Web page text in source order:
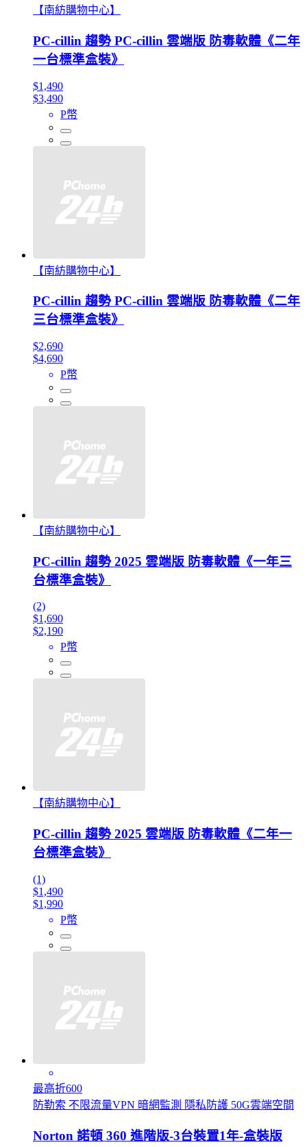
【南紡購物中心】
PC-cillin 趨勢 PC-cillin 雲端版 防毒軟體《二年
一台標準盒裝》
$1,490
$3,490
P幣
【南紡購物中心】
PC-cillin 趨勢 PC-cillin 雲端版 防毒軟體《二年
三台標準盒裝》
$2,690
$4,690
P幣
【南紡購物中心】
PC-cillin 趨勢 2025 雲端版 防毒軟體《一年三
台標準盒裝》
(2)
$1,690
$2,190
P幣
【南紡購物中心】
PC-cillin 趨勢 2025 雲端版 防毒軟體《二年一
台標準盒裝》
(1)
$1,490
$1,990
P幣
最高折600
防勒索 不限流量VPN 暗網監測 隱私防護 50G雲端空間
Norton 諾頓 360 進階版-3台裝置1年-盒裝版